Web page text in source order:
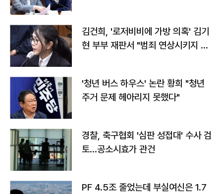
김건희, '로저비비에 가방 의혹' 김기
현 부부 재판서 "범죄 연상시키지 말
'청년 버스 하우스' 논란 황희 "청년
주거 문제 헤아리지 못했다"
경찰, 축구협회 '심판 성접대' 수사 검
토…공소시효가 관건
PF 4.5조 줄었는데 부실여신은 1.7